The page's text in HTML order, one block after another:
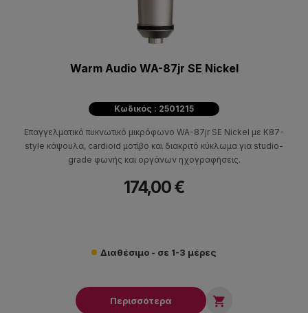
Warm Audio WA-87jr SE Nickel
Κωδικός : 2501215
Επαγγελματικό πυκνωτικό μικρόφωνο WA-87jr SE Nickel με K87-
style κάψουλα, cardioid μοτίβο και διακριτό κύκλωμα για studio-
grade φωνής και οργάνων ηχογραφήσεις.
174,00 €
Διαθέσιμο - σε 1-3 μέρες
Περισσότερα 